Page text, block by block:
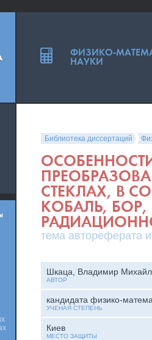
Библиотека диссертаций
СТЕКЛАХ, В
КОБАЛЬ,
тема автореферата
Шкаца, Владимир
АВТОР
кандидата физико-
УЧЕНАЯ СТЕПЕНЬ
Киев
МЕСТО ЗАЩИТЫ
ФИЗИКО-
НАУКИ